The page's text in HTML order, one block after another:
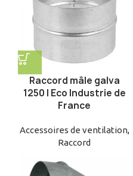
Raccord mâle galva
1250 | Eco Industrie de
France
Accessoires de ventilation,
Raccord